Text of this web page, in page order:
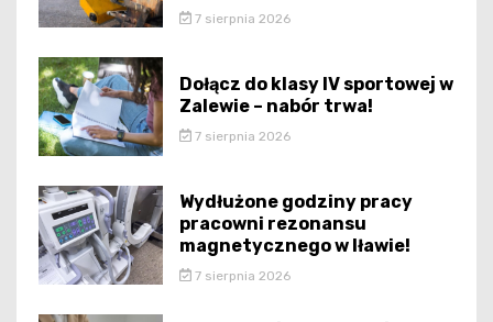
7 sierpnia 2026
Dołącz do klasy IV sportowej w
Zalewie – nabór trwa!
7 sierpnia 2026
Wydłużone godziny pracy
pracowni rezonansu
magnetycznego w Iławie!
7 sierpnia 2026